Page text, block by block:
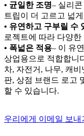
• 균일한 조명– 실리
트립이 더 고르고 넓
• 유연하고 구부릴 수
로젝트에 따라 다양
• 폭넓은 적용– 이 유
상업용으로 적합합니
차, 자전거, 나무, 캐
판, 상점 브랜드 로고
할 수 있습니다.
우리에게 이메일 보내